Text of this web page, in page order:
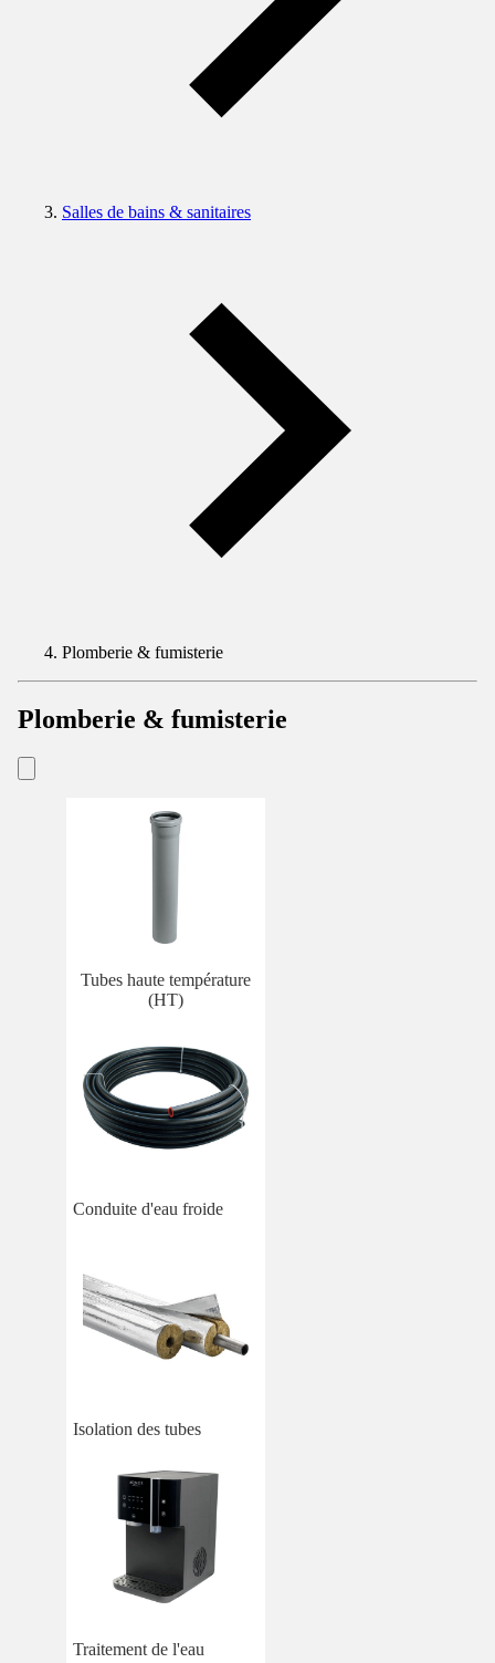
Salles de bains & sanitaires
Plomberie & fumisterie
Plomberie & fumisterie
Tubes haute température
(HT)
Conduite d'eau froide
Isolation des tubes
Traitement de l'eau